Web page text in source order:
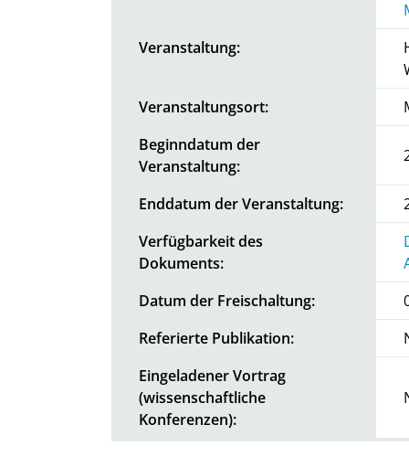
Veranstaltung:
Veranstaltungsort:
Beginndatum der
Veranstaltung:
Enddatum der Veranstaltung:
Verfügbarkeit des
Dokuments:
Datum der Freischaltung:
Referierte Publikation:
Eingeladener Vortrag
(wissenschaftliche
Konferenzen):